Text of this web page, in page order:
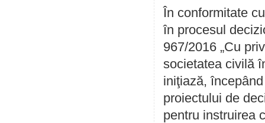
În conformitate
în procesul
967/2016 „Cu
societatea civilă
iniţiază,
proiectului de
pentru instruirea